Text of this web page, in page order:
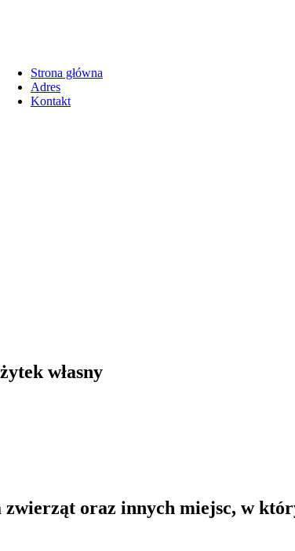
Strona główna
Adres
Kontakt
własny
oraz innych miejsc, w